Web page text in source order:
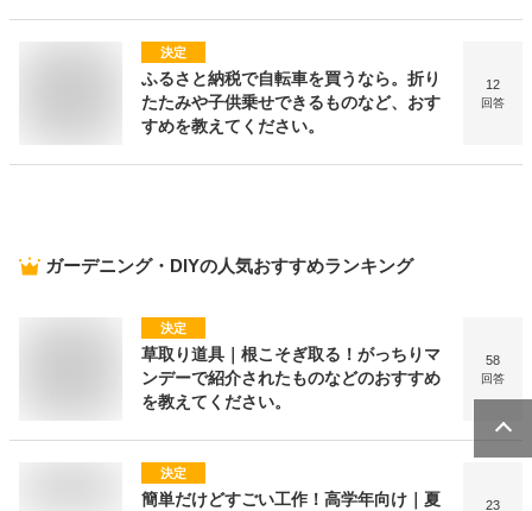
決定
ふるさと納税で自転車を買うなら。折り
たたみや子供乗せできるものなど、おす
すめを教えてください。
12
回答
ガーデニング・DIYの人気おすすめランキング
決定
草取り道具｜根こそぎ取る！がっちりマ
ンデーで紹介されたものなどのおすすめ
を教えてください。
58
回答
決定
簡単だけどすごい工作！高学年向け｜夏 23